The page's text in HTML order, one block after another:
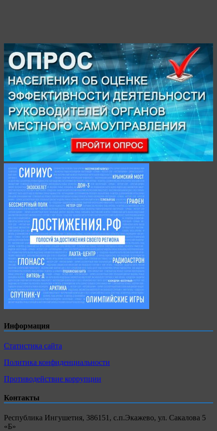
Информация
Статистика сайта
Политика конфиденциальности
Противодействие коррупции
Контакты
Республика Ингушетия, 386151, с.п.Экажево, ул. Сакалова 5
«Б»